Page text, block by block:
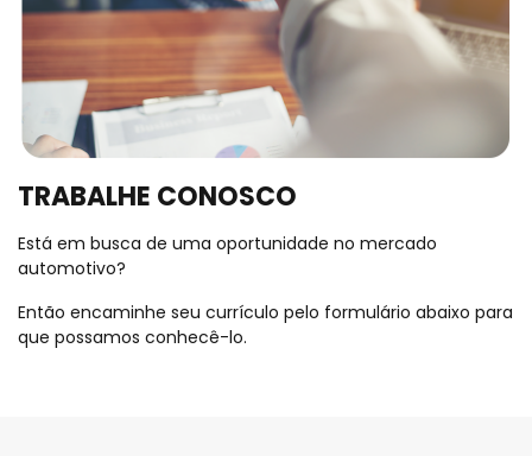
TRABALHE CONOSCO
Está em busca de uma oportunidade no mercado
automotivo?
Então encaminhe seu currículo pelo formulário abaixo para
que possamos conhecê-lo.